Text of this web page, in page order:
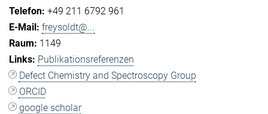
+49 211 6792 961
freysoldt@...
1149
Publikationsreferenzen
Defect Chemistry and Spectroscopy Group
ORCID
google scholar